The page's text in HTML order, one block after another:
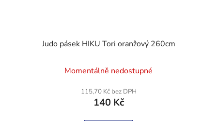
Judo pásek HIKU Tori oranžový 260cm
hodnocení
produktu
je
Momentálně nedostupné
115,70 Kč bez DPH
140 Kč